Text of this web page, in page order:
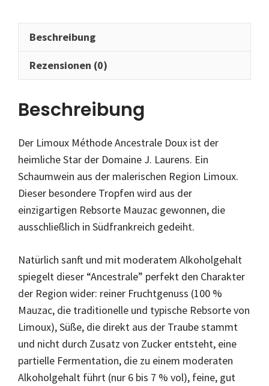
Menge
Beschreibung
Rezensionen (0)
Beschreibung
Der Limoux Méthode Ancestrale Doux ist der
heimliche Star der Domaine J. Laurens. Ein
Schaumwein aus der malerischen Region Limoux.
Dieser besondere Tropfen wird aus der
einzigartigen Rebsorte Mauzac gewonnen, die
ausschließlich in Südfrankreich gedeiht.
Natürlich sanft und mit moderatem Alkoholgehalt
spiegelt dieser “Ancestrale” perfekt den Charakter
der Region wider: reiner Fruchtgenuss (100 %
Mauzac, die traditionelle und typische Rebsorte von
Limoux), Süße, die direkt aus der Traube stammt
und nicht durch Zusatz von Zucker entsteht, eine
partielle Fermentation, die zu einem moderaten
Alkoholgehalt führt (nur 6 bis 7 % vol), feine, gut